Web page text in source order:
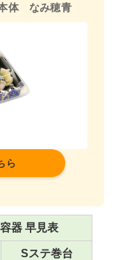
体 なみ穂青
ら
器 早見表
Sステ巻台